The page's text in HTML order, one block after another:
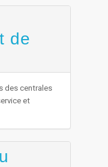
de
des centrales
et